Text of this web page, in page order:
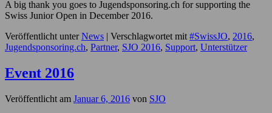
A big thank you goes to Jugendsponsoring.ch for supporting the
Swiss Junior Open in December 2016.
Veröffentlicht unter News | Verschlagwortet mit #SwissJO, 2016,
Jugendsponsoring.ch, Partner, SJO 2016, Support, Unterstützer
Event 2016
Veröffentlicht am Januar 6, 2016 von SJO